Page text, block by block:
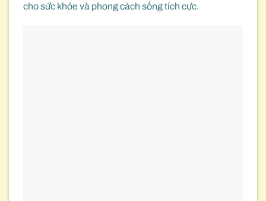
cho sức khỏe và phong cách sống tích cực.